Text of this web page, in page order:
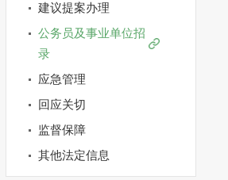
建议提案办理
公务员及事业单位招
录
应急管理
回应关切
监督保障
其他法定信息